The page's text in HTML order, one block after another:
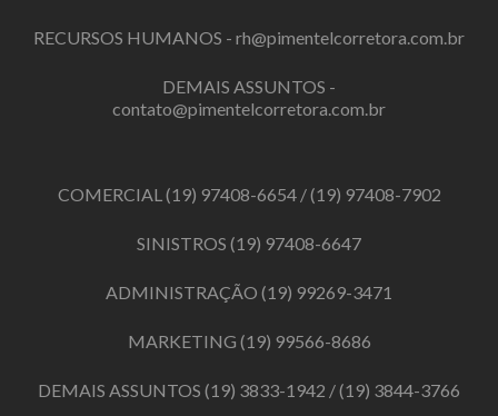
RECURSOS HUMANOS - rh@pimentelcorretora.com.br
DEMAIS ASSUNTOS -
contato@pimentelcorretora.com.br
COMERCIAL(19) 97408-6654/(19) 97408-7902
SINISTROS (19) 97408-6647
ADMINISTRAÇÃO (19) 99269-3471
MARKETING (19) 99566-8686
DEMAIS ASSUNTOS (19) 3833-1942 /(19) 3844-3766